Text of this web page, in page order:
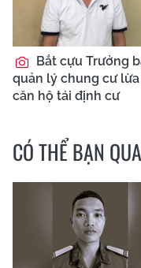
Bắt cựu Trưởng
quản lý chung cư lừa
căn hộ tái định cư
CÓ THỂ BẠN